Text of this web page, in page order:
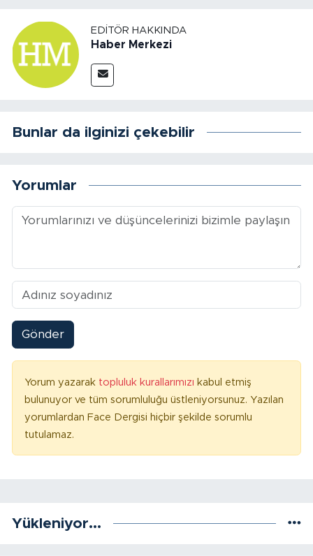
EDITÖR HAKKINDA
Haber Merkezi
Bunlar da ilginizi çekebilir
Yorumlar
Gönder
Yorum yazarak topluluk kurallarımızı kabul etmiş
bulunuyor ve tüm sorumluluğu üstleniyorsunuz. Yazılan
yorumlardan Face Dergisi hiçbir şekilde sorumlu
tutulamaz.
Yükleniyor...